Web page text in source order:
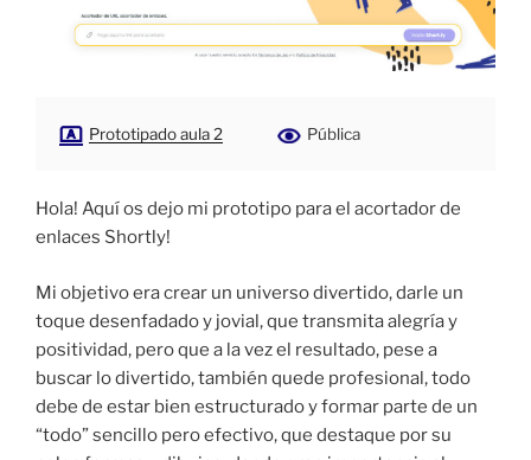
Prototipado aula 2 Pública
Hola! Aquí os dejo mi prototipo para el acortador de
enlaces Shortly!
Mi objetivo era crear un universo divertido, darle un
toque desenfadado y jovial, que transmita alegría y
positividad, pero que a la vez el resultado, pese a
buscar lo divertido, también quede profesional, todo
debe de estar bien estructurado y formar parte de un
“todo” sencillo pero efectivo, que destaque por su